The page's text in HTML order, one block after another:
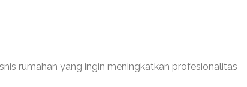
rumahan yang ingin meningkatkan profesionalitas